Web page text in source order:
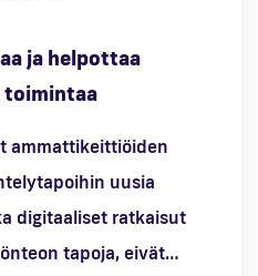
ja helpottaa
ammattikeittiöiden
uusia
digitaaliset ratkaisut
tapoja, eivät…